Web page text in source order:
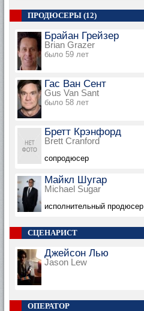
ПРОДЮСЕРЫ (12)
Брайан Грейзер
Brian Grazer
было 59 лет
Гас Ван Сент
Gus Van Sant
было 58 лет
Бретт Крэнфорд
Brett Cranford
сопродюсер
Майкл Шугар
Michael Sugar
исполнительный продюсер
СЦЕНАРИСТ
Джейсон Лью
Jason Lew
ОПЕРАТОР